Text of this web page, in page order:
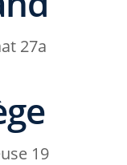
27a
19